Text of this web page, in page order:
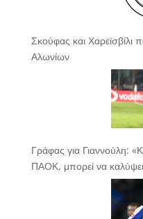
Σκούφας και Χαρεϊσβίλι
Αλωνίων
Γράφας για Γιαννούλη:
ΠΑΟΚ, μπορεί να